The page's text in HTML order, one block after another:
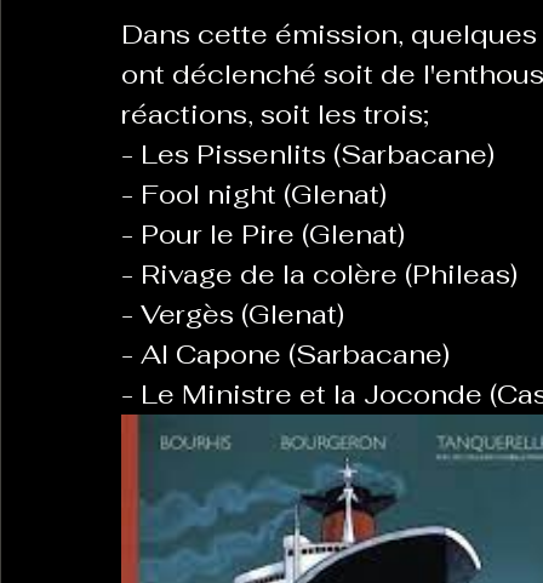
La Revanche des Cagoles Le Chabot La
Les Transversales Politique del païs
Sabarat Astro Tout Feu Tout Femmes
LES ECHAPPEES OBLIQUES Sport Santé Les
Dans cette émission,
ont déclenché soit de
réactions, soit les trois;
- Les Pissenlits (Sarbacane)
- Fool night (Glenat)
- Pour le Pire (Glenat)
- Rivage de la colère (Phileas)
- Vergès (Glenat)
- Al Capone (Sarbacane)
- Le Ministre et la Joconde